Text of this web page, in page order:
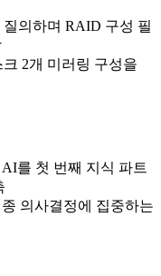
의하며 RAID 구성 필
2개 미러링 구성을
를 첫 번째 지식 파트
의사결정에 집중하는